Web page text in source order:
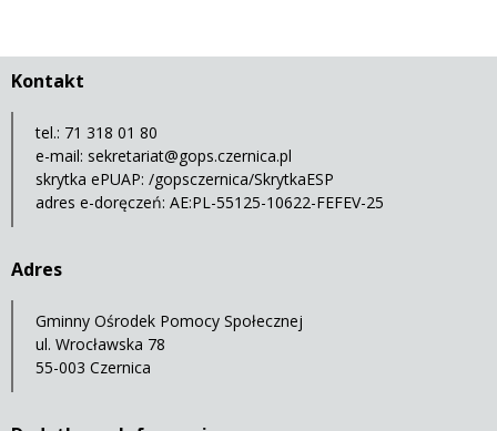
Kontakt
tel.: 71 318 01 80
e-mail: sekretariat@gops.czernica.pl
skrytka ePUAP: /gopsczernica/SkrytkaESP
adres e-doręczeń: AE:PL-55125-10622-FEFEV-25
Adres
Gminny Ośrodek Pomocy Społecznej
ul. Wrocławska 78
55-003 Czernica